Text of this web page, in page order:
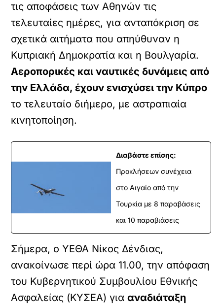
τις αποφάσεις των Αθηνών τις
τελευταίες ημέρες, για ανταπόκριση σε
σχετικά αιτήματα που απηύθυναν η
Κυπριακή Δημοκρατία και η Βουλγαρία.
Αεροπορικές και ναυτικές δυνάμεις από
την Ελλάδα, έχουν ενισχύσει την Κύπρο
το τελευταίο διήμερο, με αστραπιαία
κινητοποίηση.
Διαβάστε επίσης:
Προκλήσεων συνέχεια
στο Αιγαίο από την
Τουρκία με 8 παραβάσεις
και 10 παραβιάσεις
Σήμερα, ο ΥΕΘΑ Νίκος Δένδιας,
ανακοίνωσε περί ώρα 11.00, την απόφαση
του Κυβερνητικού Συμβουλίου Εθνικής
Ασφαλείας (ΚΥΣΕΑ) γιααναδιάταξη